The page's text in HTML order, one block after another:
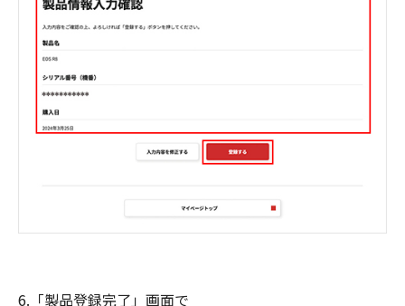
6.「製品登録完了」画面で